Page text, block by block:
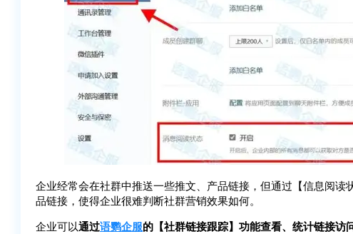
企业经常会在社群中推送一些推文、产品链接，但通过【信息阅
品链接，使得企业很难判断社群营销效果如何。
企业可以通过语鹦企服的【社群链接跟踪】功能查看、统计链接访